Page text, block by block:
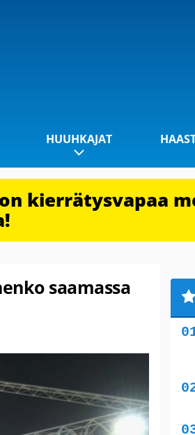
HUUHKAJAT
kierrätysvapaa
saamassa